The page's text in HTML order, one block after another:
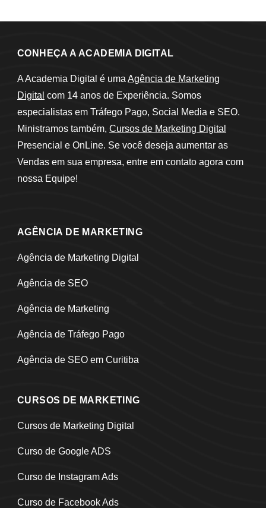
CONHEÇA A ACADEMIA DIGITAL
A Academia Digital é uma Agência de Marketing
Digital com 14 anos de Experiência. Somos
especialistas em Tráfego Pago, Social Media e SEO.
Ministramos também, Cursos de Marketing Digital
Presencial e OnLine. Se você deseja aumentar as
Vendas em sua empresa, entre em contato agora com
nossa Equipe!
AGÊNCIA DE MARKETING
Agência de Marketing Digital
Agência de SEO
Agência de Marketing
Agência de Tráfego Pago
Agência de SEO em Curitiba
CURSOS DE MARKETING
Cursos de Marketing Digital
Curso de Google ADS
Curso de Instagram Ads
Curso de Facebook Ads